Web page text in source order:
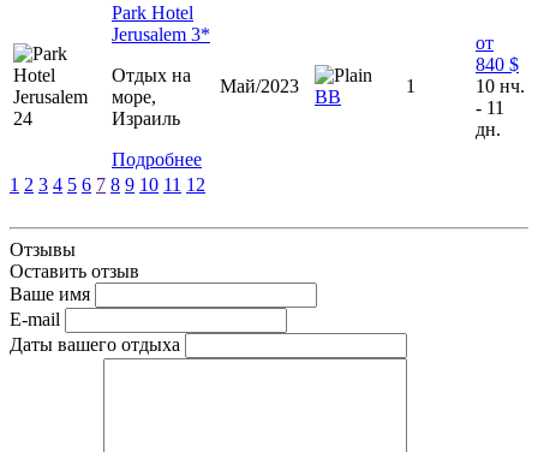
Park Hotel
Jerusalem 3*
Отдых на
море,
Израиль
Подробнее
Май/2023
ВВ
1
от
840 $
10 нч.
- 11
дн.
1 2 3 4 5 6 7 8 9 10 11 12
Отзывы
Оставить отзыв
Ваше имя
E-mail
Даты вашего отдыха